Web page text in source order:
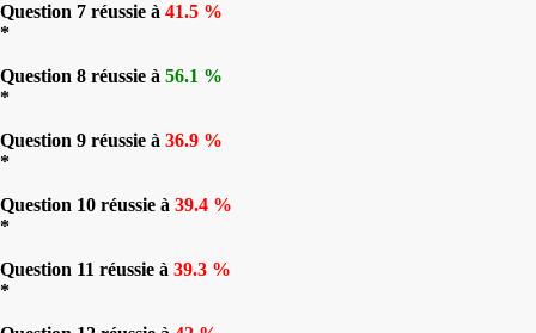
Question 7 réussie à 41.5 %
*
Question 8 réussie à 56.1 %
*
Question 9 réussie à 36.9 %
*
Question 10 réussie à 39.4 %
*
Question 11 réussie à 39.3 %
*